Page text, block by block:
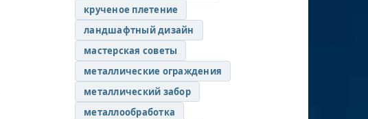
крученое плетение
ландшафтный дизайн
мастерская советы
металлические ограждения
металлический забор
металлообработка